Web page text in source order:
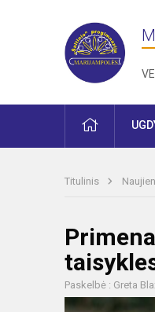
PRADŽIA
Titulinis
Paskelbė : Greta